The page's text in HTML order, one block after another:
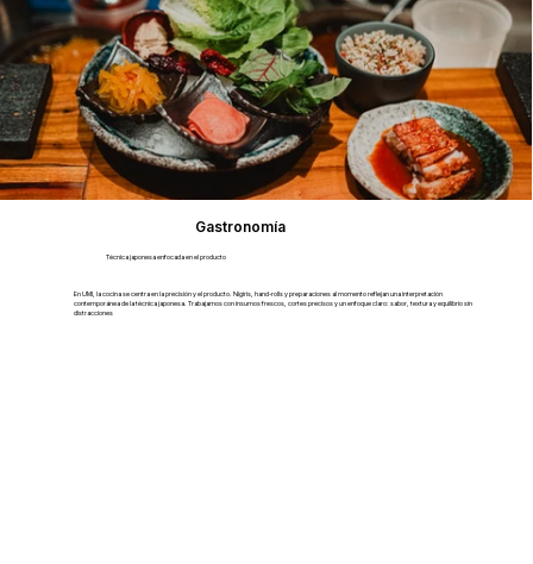
Gastronomía
Técnica japonesa enfocada en el producto
En UMI, la cocina se centra en la precisión y el producto. Nigiris, hand-rolls y preparaciones al momento reflejan una interpretación
contemporánea de la técnica japonesa. Trabajamos con insumos frescos, cortes precisos y un enfoque claro: sabor, textura y equilibrio sin
distracciones